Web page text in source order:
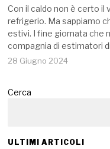
Con il caldo non è certo il
refrigerio. Ma sappiamo
estivi. I fine giornata che
compagnia di estimatori
28 Giugno 2024
Cerca
ULTIMI ARTICOLI